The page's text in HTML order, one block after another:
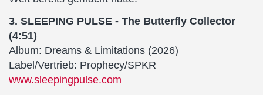
3. SLEEPING PULSE - The Butterfly Collector
(4:51)
Album: Dreams & Limitations (2026)
Label/Vertrieb: Prophecy/SPKR
www.sleepingpulse.com